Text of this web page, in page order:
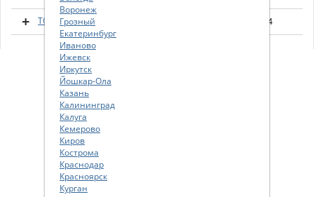
TOYOTA COROLLA VERSO (E120) 2002 - 2004
Воронеж
Грозный
Екатеринбург
Иваново
Ижевск
Иркутск
Йошкар-Ола
Казань
Калининград
Калуга
Кемерово
Киров
Кострома
Краснодар
Красноярск
Курган